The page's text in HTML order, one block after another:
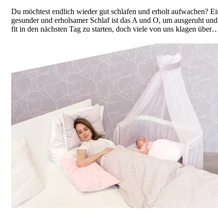
Du möchtest endlich wieder gut schlafen und erholt aufwachen?
gesunder und erholsamer Schlaf ist das A und O, um ausgeruht und
fit in den nächsten Tag zu starten, doch viele von uns klagen